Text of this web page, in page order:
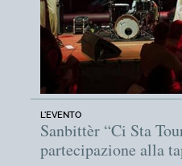
L'EVENTO
Sanbittèr “Ci Sta
partecipazione alla